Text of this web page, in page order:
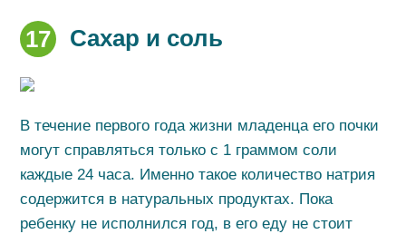
17 Сахар и соль
В течение первого года жизни младенца его почки
могут справляться только с 1 граммом соли
каждые 24 часа. Именно такое количество натрия
содержится в натуральных продуктах. Пока
ребенку не исполнился год, в его еду не стоит